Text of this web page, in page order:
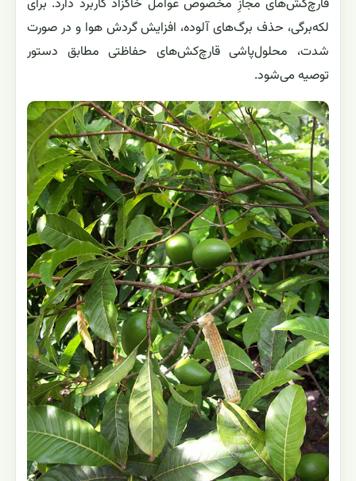
قارچ‌کش‌های مجازِ مخصوص عوامل خاکزاد کاربرد دارد. برای
لکه‌برگی، حذف برگ‌های آلوده، افزایش گردش هوا و در صورت
شدت، محلول‌پاشی قارچ‌کش‌های حفاظتی مطابق دستور
توصیه می‌شود.